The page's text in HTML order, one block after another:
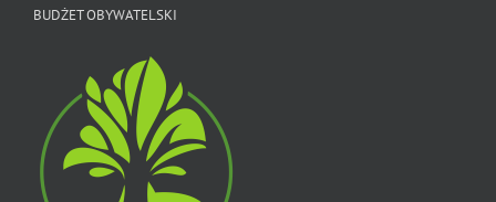
BUDŻET OBYWATELSKI